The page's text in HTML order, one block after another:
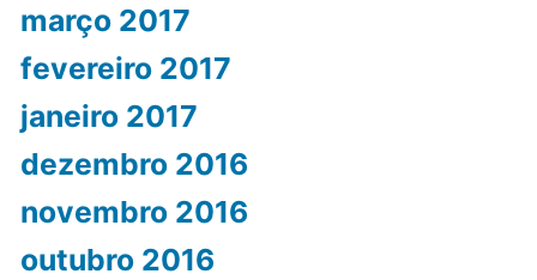
março 2017
fevereiro 2017
janeiro 2017
dezembro 2016
novembro 2016
outubro 2016